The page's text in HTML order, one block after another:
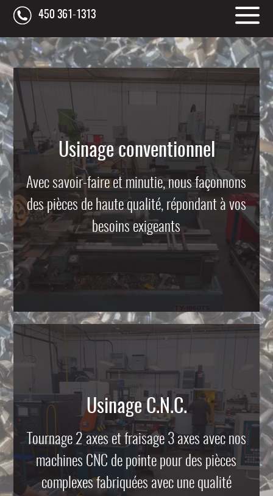
450 361-1313
Usinage conventionnel
Avec savoir-faire et minutie, nous façonnons
des pièces de haute qualité, répondant à vos
besoins exigeants
Usinage C.N.C.
Tournage 2 axes et fraisage 3 axes avec nos
machines CNC de pointe pour des pièces
complexes fabriquées avec une qualité